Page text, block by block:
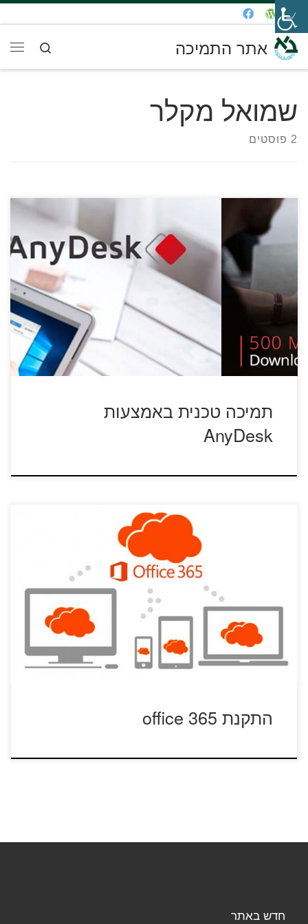
דלג לתוכן
אתר התמיכה Search
שמואל מקלר
2 פוסטים
ניתן להורדה כאן
תמיכה טכנית באמצעות
AnyDesk
הסבר מפורט באתר האוניברסיטה מי זכאי לרישיון אופיס ?
במסגרת הסכם שנחתם בין […]
התקנת office 365
חדש באתר